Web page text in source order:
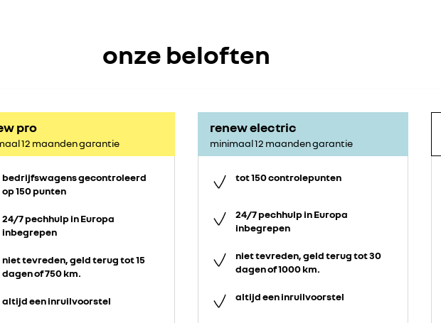
onze beloften
pro
12 maanden garantie
bedrijfswagens gecontroleerd
op 150 punten
24/7 pechhulp in Europa
inbegrepen
niet tevreden, geld terug tot 15
dagen of 750 km.
altijd een inruilvoorstel
renew electric
minimaal 12 maanden garantie
tot 150 controlepunten
24/7 pechhulp in Europa
inbegrepen
niet tevreden, geld terug tot 30
dagen of 1000 km.
altijd een inruilvoorstel